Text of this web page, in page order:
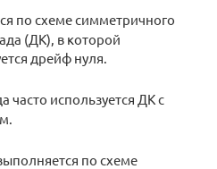
по схеме симметричного
(ДК), в которой
дрейф нуля.
часто используется ДК с
по схеме